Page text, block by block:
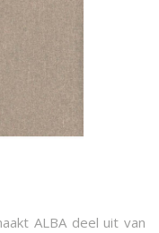
ALBA deel uit van